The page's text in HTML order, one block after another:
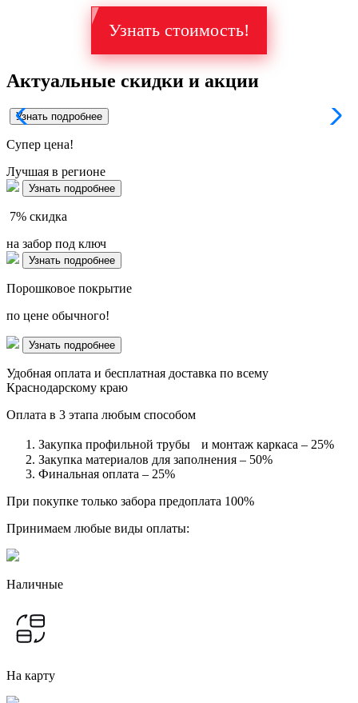
Узнать стоимость!
Актуальные скидки и акции
Узнать подробнее
Супер цена!
Лучшая в регионе
Узнать подробнее
7% скидка
на забор под ключ
Узнать подробнее
Порошковое покрытие
по цене обычного!
Узнать подробнее
Удобная оплата и бесплатная доставка по всему
Краснодарскому краю
Оплата в 3 этапа любым способом
Закупка профильной трубы и монтаж каркаса – 25%
Закупка материалов для заполнения – 50%
Финальная оплата – 25%
При покупке только забора предоплата 100%
Принимаем любые виды оплаты:
Наличные
На карту